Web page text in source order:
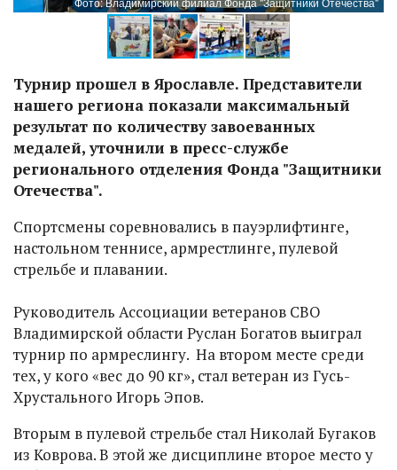
Турнир прошел в Ярославле. Представители
нашего региона показали максимальный
результат по количеству завоеванных
медалей, уточнили в пресс-службе
регионального отделения Фонда "Защитники
Отечества".
Спортсмены соревновались в пауэрлифтинге,
настольном теннисе, армрестлинге, пулевой
стрельбе и плавании.
Руководитель Ассоциации ветеранов СВО
Владимирской области Руслан Богатов выиграл
турнир по армреслингу. На втором месте среди
тех, у кого «вес до 90 кг», стал ветеран из Гусь-
Хрустального Игорь Эпов.
Вторым в пулевой стрельбе стал Николай Бугаков
из Коврова. В этой же дисциплине второе место у